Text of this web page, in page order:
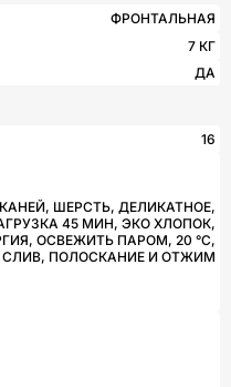
ФРОНТАЛЬНАЯ
7 КГ
ДА
16
ШЕРСТЬ, ДЕЛИКАТНОЕ,
45 МИН, ЭКО ХЛОПОК,
ОСВЕЖИТЬ ПАРОМ, 20 °С,
ПОЛОСКАНИЕ И ОТЖИМ